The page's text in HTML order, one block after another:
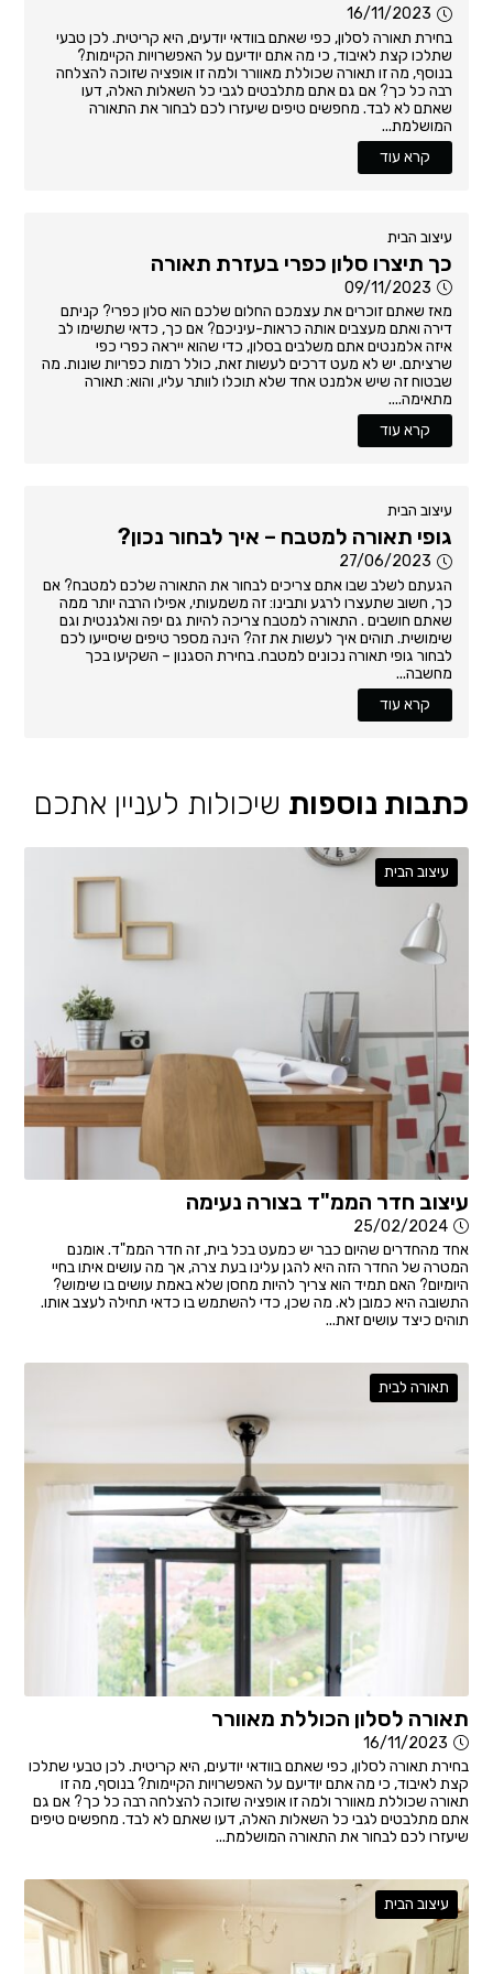
16/11/2023
בחירת תאורה לסלון, כפי שאתם בוודאי יודעים, היא קריטית. לכן טבעי
שתלכו קצת לאיבוד, כי מה אתם יודיעם על האפשרויות הקיימות?
בנוסף, מה זו תאורה שכוללת מאוורר ולמה זו אופציה שזוכה להצלחה
רבה כל כך? אם גם אתם מתלבטים לגבי כל השאלות האלה, דעו
שאתם לא לבד. מחפשים טיפים שיעזרו לכם לבחור את התאורה
המושלמת...
קרא עוד
עיצוב הבית
כך תיצרו סלון כפרי בעזרת תאורה
09/11/2023
מאז שאתם זוכרים את עצמכם החלום שלכם הוא סלון כפרי? קניתם
דירה ואתם מעצבים אותה כראות-עיניכם? אם כך, כדאי שתשימו לב
איזה אלמנטים אתם משלבים בסלון, כדי שהוא ייראה כפרי כפי
שרציתם. יש לא מעט דרכים לעשות זאת, כולל רמות כפריות שונות. מה
שבטוח זה שיש אלמנט אחד שלא תוכלו לוותר עליו, והוא: תאורה
מתאימה....
קרא עוד
עיצוב הבית
גופי תאורה למטבח – איך לבחור נכון?
27/06/2023
הגעתם לשלב שבו אתם צריכים לבחור את התאורה שלכם למטבח? אם
כך, חשוב שתעצרו לרגע ותבינו: זה משמעותי, אפילו הרבה יותר ממה
שאתם חושבים . התאורה למטבח צריכה להיות גם יפה ואלגנטית וגם
שימושית. תוהים איך לעשות את זה? הינה מספר טיפים שיסייעו לכם
לבחור גופי תאורה נכונים למטבח. בחירת הסגנון – השקיעו בכך
מחשבה...
קרא עוד
כתבות נוספות שיכולות לעניין אתכם
עיצוב הבית
עיצוב חדר הממ"ד בצורה נעימה
25/02/2024
אחד מהחדרים שהיום כבר יש כמעט בכל בית, זה חדר הממ"ד. אומנם
המטרה של החדר הזה היא להגן עלינו בעת צרה, אך מה עושים איתו בחיי
היומיום? האם תמיד הוא צריך להיות מחסן שלא באמת עושים בו שימוש?
התשובה היא כמובן לא. מה שכן, כדי להשתמש בו כדאי תחילה לעצב אותו.
תוהים כיצד עושים זאת...
תאורה לבית
תאורה לסלון הכוללת מאוורר
16/11/2023
בחירת תאורה לסלון, כפי שאתם בוודאי יודעים, היא קריטית. לכן טבעי שתלכו
קצת לאיבוד, כי מה אתם יודיעם על האפשרויות הקיימות? בנוסף, מה זו
תאורה שכוללת מאוורר ולמה זו אופציה שזוכה להצלחה רבה כל כך? אם גם
אתם מתלבטים לגבי כל השאלות האלה, דעו שאתם לא לבד. מחפשים טיפים
שיעזרו לכם לבחור את התאורה המושלמת...
עיצוב הבית